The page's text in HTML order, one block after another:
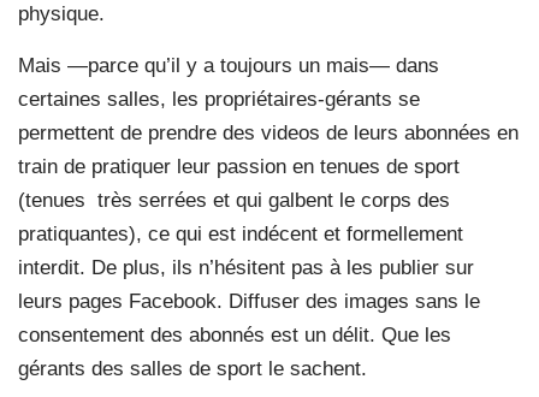
physique.
Mais —parce qu’il y a toujours un mais— dans
certaines salles, les propriétaires-gérants se
permettent de prendre des videos de leurs abonnées en
train de pratiquer leur passion en tenues de sport
(tenues très serrées et qui galbent le corps des
pratiquantes), ce qui est indécent et formellement
interdit. De plus, ils n’hésitent pas à les publier sur
leurs pages Facebook. Diffuser des images sans le
consentement des abonnés est un délit. Que les
gérants des salles de sport le sachent.